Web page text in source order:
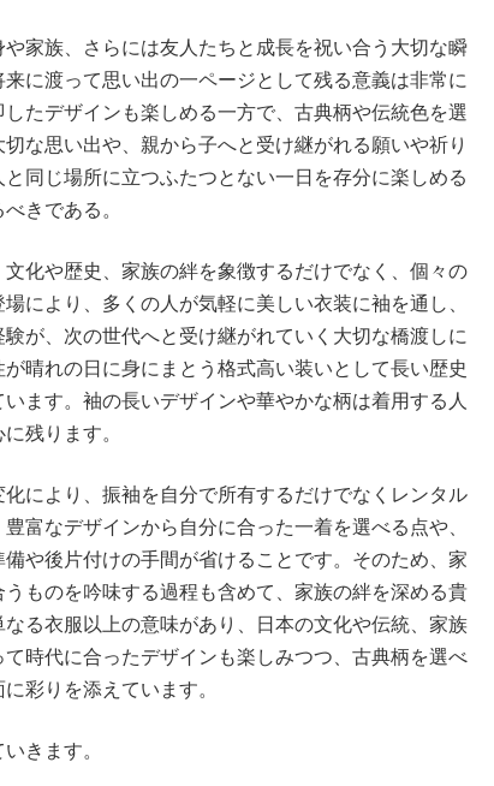
家族、さらには友人たちと成長を祝い合う大切な瞬
に渡って思い出の一ページとして残る意義は非常に
たデザインも楽しめる一方で、古典柄や伝統色を選
な思い出や、親から子へと受け継がれる願いや祈り
同じ場所に立つふたつとない一日を存分に楽しめる
きである。
化や歴史、家族の絆を象徴するだけでなく、個々の
により、多くの人が気軽に美しい衣装に袖を通し、
が、次の世代へと受け継がれていく大切な橋渡しに
晴れの日に身にまとう格式高い装いとして長い歴史
ます。袖の長いデザインや華やかな柄は着用する人
残ります。
により、振袖を自分で所有するだけでなくレンタル
富なデザインから自分に合った一着を選べる点や、
や後片付けの手間が省けることです。そのため、家
ものを吟味する過程も含めて、家族の絆を深める貴
る衣服以上の意味があり、日本の文化や伝統、家族
時代に合ったデザインも楽しみつつ、古典柄を選べ
彩りを添えています。
きます。